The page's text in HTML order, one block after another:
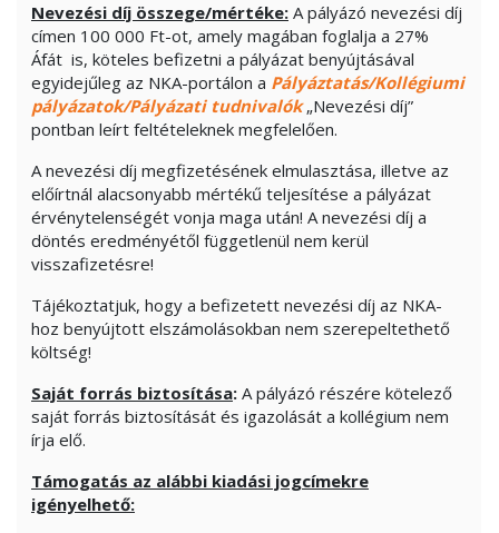
Nevezési díj összege/mértéke: A pályázó nevezési díj
címen 100 000 Ft-ot, amely magában foglalja a 27%
Áfát is, köteles befizetni a pályázat benyújtásával
egyidejűleg az NKA-portálon a Pályáztatás/Kollégiumi
pályázatok/Pályázati tudnivalók„Nevezési díj”
pontban leírt feltételeknek megfelelően.
A nevezési díj megfizetésének elmulasztása, illetve az
előírtnál alacsonyabb mértékű teljesítése a pályázat
érvénytelenségét vonja maga után! A nevezési díj a
döntés eredményétől függetlenül nem kerül
visszafizetésre!
Tájékoztatjuk, hogy a befizetett nevezési díj az NKA-
hoz benyújtott elszámolásokban nem szerepeltethető
költség!
Saját forrás biztosítása: A pályázó részére kötelező
saját forrás biztosítását és igazolását a kollégium nem
írja elő.
Támogatás az alábbi kiadási jogcímekre
igényelhető: